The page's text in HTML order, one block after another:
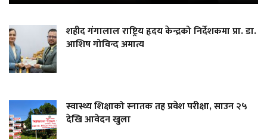
शहीद गंगालाल राष्ट्रिय हृदय केन्द्रको निर्देशकमा प्रा. डा.
आशिष गोविन्द अमात्य
स्वास्थ्य शिक्षाको स्नातक तह प्रवेश परीक्षा, साउन २५
देखि आवेदन खुला